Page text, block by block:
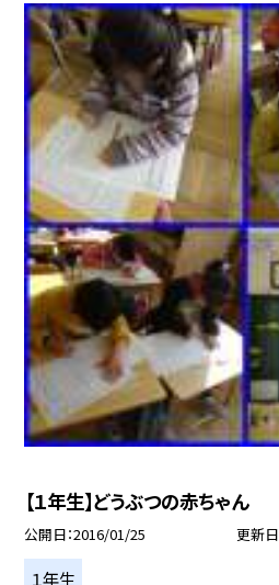
【１年生】どうぶつの赤ちゃん
公開日 2016/01/25 更新日
１年生